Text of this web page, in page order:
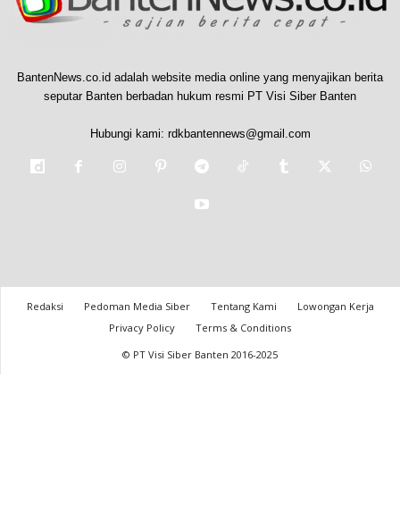
BantenNews.co.id adalah website media online yang menyajikan berita
seputar Banten berbadan hukum resmi PT Visi Siber Banten
Hubungi kami: rdkbantennews@gmail.com
Redaksi Pedoman Media Siber Tentang Kami
Lowongan Kerja
Privacy Policy
Terms & Conditions
© PT Visi Siber Banten 2016-2025